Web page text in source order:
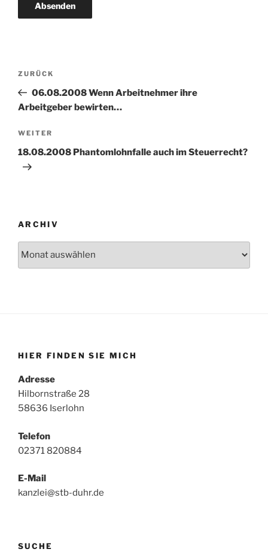
Beitragsnavigation
Vorheriger
Beitrag
ZURÜCK
06.08.2008 Wenn Arbeitnehmer ihre
Arbeitgeber bewirten…
Nächster
Beitrag
WEITER
18.08.2008 Phantomlohnfalle auch im Steuerrecht?
ARCHIV
HIER FINDEN SIE MICH
Adresse
Hilbornstraße 28
58636 Iserlohn
Telefon
02371 820884
E-Mail
kanzlei@stb-duhr.de
SUCHE